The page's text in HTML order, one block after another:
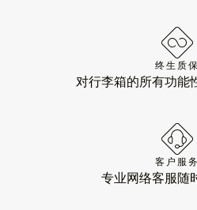
终生质保
对行李箱的所有功能
客户服务
专业网络客服随